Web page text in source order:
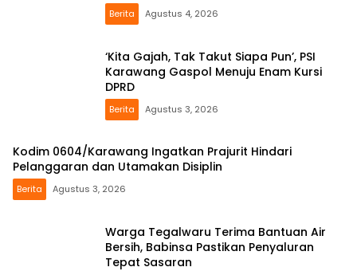
Berita Agustus 4, 2026
‘Kita Gajah, Tak Takut Siapa Pun’, PSI
Karawang Gaspol Menuju Enam Kursi
DPRD
Berita Agustus 3, 2026
Kodim 0604/Karawang Ingatkan Prajurit Hindari
Pelanggaran dan Utamakan Disiplin
Berita Agustus 3, 2026
Warga Tegalwaru Terima Bantuan Air
Bersih, Babinsa Pastikan Penyaluran
Tepat Sasaran